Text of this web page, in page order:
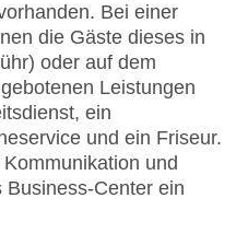
Bei einer
die Gäste dieses in
oder auf dem
Leistungen
ein
und ein Friseur.
und
Center ein